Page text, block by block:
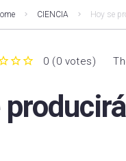
CIENCIA Hoy se
0 (0 votes)